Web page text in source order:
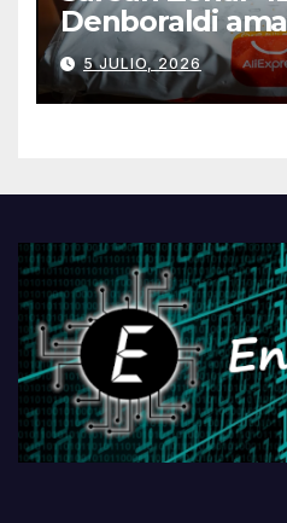
Denboraldi
muga-zerga
AliExpressi,
kontrola,
PlayStationeko
5 JULIO, 2026